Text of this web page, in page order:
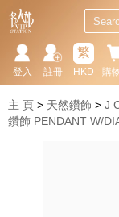
購
繁
HKD
註冊
登入
主 頁 天然鑽飾 J
鑽飾 PENDANT W/